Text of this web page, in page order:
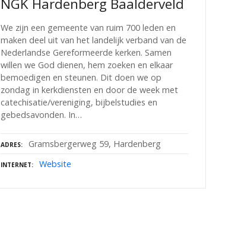
NGK Hardenberg Baalderveld
We zijn een gemeente van ruim 700 leden en
maken deel uit van het landelijk verband van de
Nederlandse Gereformeerde kerken. Samen
willen we God dienen, hem zoeken en elkaar
bemoedigen en steunen. Dit doen we op
zondag in kerkdiensten en door de week met
catechisatie/vereniging, bijbelstudies en
gebedsavonden. In…
ADRES Gramsbergerweg 59, Hardenberg
INTERNET Website